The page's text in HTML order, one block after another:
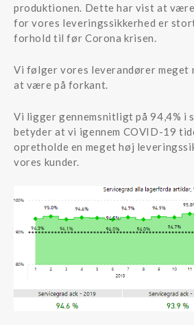
produktionen. Dette har vist at
for vores leveringssikkerhed er
forhold til før Corona krisen.
Vi følger vores leverandører meget
at være på forkant.
Vi ligger gennemsnitligt på 94,4% i
betyder at vi igennem COVID-19
opretholde en meget høj
vores kunder.